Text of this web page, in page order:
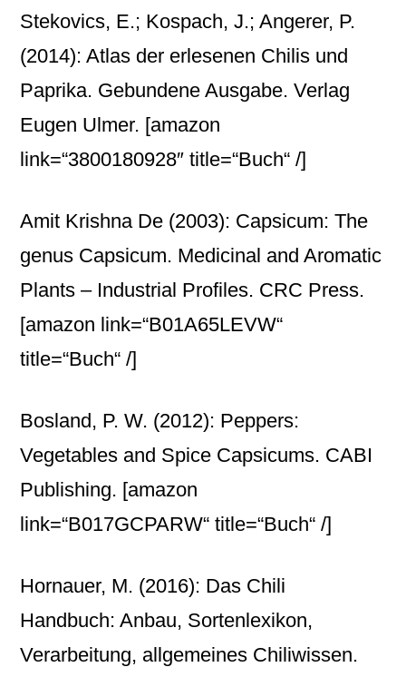
Stekovics, E.; Kospach, J.; Angerer, P.
(2014): Atlas der erlesenen Chilis und
Paprika. Gebundene Ausgabe. Verlag
Eugen Ulmer. [amazon
link=“3800180928″ title=“Buch“ /]
Amit Krishna De (2003): Capsicum: The
genus Capsicum. Medicinal and Aromatic
Plants – Industrial Profiles. CRC Press.
[amazon link=“B01A65LEVW“
title=“Buch“ /]
Bosland, P. W. (2012): Peppers:
Vegetables and Spice Capsicums. CABI
Publishing. [amazon
link=“B017GCPARW“ title=“Buch“ /]
Hornauer, M. (2016): Das Chili
Handbuch: Anbau, Sortenlexikon,
Verarbeitung, allgemeines Chiliwissen.